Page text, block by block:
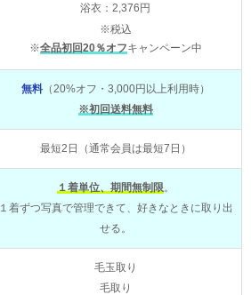
浴衣：2,376円
※税込
※全品初回20％オフキャンペーン中
無料（20%オフ・3,000円以上利用時）
※初回送料無料
最短2日（通常会員は最短7日）
１着単位、期間無制限。
１着ずつ写真で管理できて、好きなときに取り出
せる。
毛玉取り
毛取り